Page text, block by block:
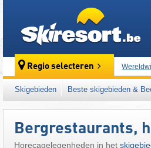
Regio selecteren
Skigebieden Beste skigebieden &
Bergrestaurants,
Horecagelegenheden in het